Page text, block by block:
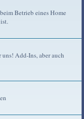
Betrieb eines Home
Add-Ins, aber auch